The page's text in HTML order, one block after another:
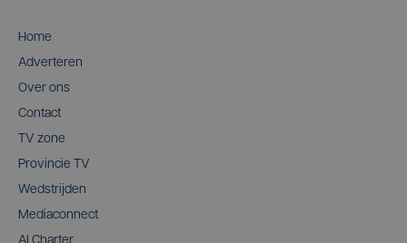
Home
Adverteren
Over ons
Contact
TV zone
Provincie TV
Wedstrijden
Mediaconnect